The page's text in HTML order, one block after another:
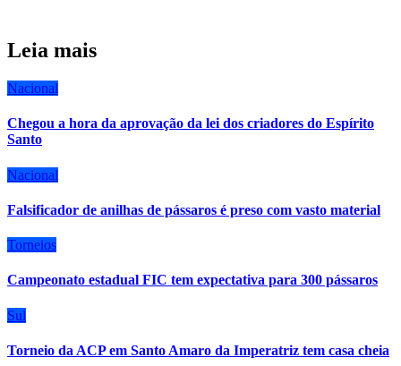
Leia mais
Nacional
Chegou a hora da aprovação da lei dos criadores do Espírito
Santo
Nacional
Falsificador de anilhas de pássaros é preso com vasto material
Torneios
Campeonato estadual FIC tem expectativa para 300 pássaros
Sul
Torneio da ACP em Santo Amaro da Imperatriz tem casa cheia